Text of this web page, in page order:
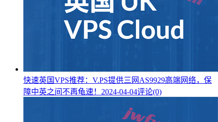
快速英国VPS推荐：V.PS提供三网AS9929高端网络，保
障中英之间不再龟速！ 2024-04-04评论(0)